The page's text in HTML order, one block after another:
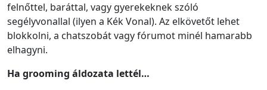
felnőttel, baráttal, vagy gyerekeknek szóló
segélyvonallal (ilyen a Kék Vonal). Az elkövetőt lehet
blokkolni, a chatszobát vagy fórumot minél hamarabb
elhagyni.
Ha grooming áldozata lettél…